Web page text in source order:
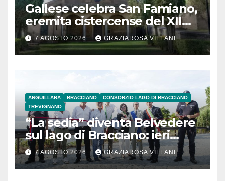
Gallese celebra San Famiano,
eremita cistercense del XII
secolo
7 AGOSTO 2026 GRAZIAROSA VILLANI
ANGUILLARA BRACCIANO
CONSORZIO LAGO DI BRACCIANO
TREVIGNANO
“La sedia” diventa Belvedere
sul lago di Bracciano: ieri
l’inaugurazione
7 AGOSTO 2026 GRAZIAROSA VILLANI